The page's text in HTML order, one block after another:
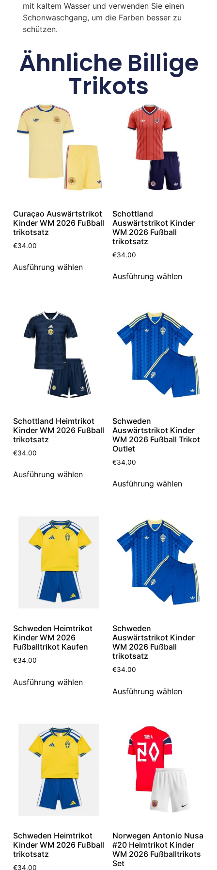
mit kaltem Wasser und verwenden Sie einen
Schonwaschgang, um die Farben besser zu
schützen.
Ähnliche Billige
Trikots
Curaçao Auswärtstrikot
Kinder WM 2026 Fußball
trikotsatz
€34.00
Ausführung wählen
Schottland
Auswärtstrikot Kinder
WM 2026 Fußball
trikotsatz
€34.00
Ausführung wählen
Schottland Heimtrikot
Kinder WM 2026 Fußball
trikotsatz
€34.00
Ausführung wählen
Schweden
Auswärtstrikot Kinder
WM 2026 Fußball Trikot
Outlet
€34.00
Ausführung wählen
Schweden Heimtrikot
Kinder WM 2026
Fußballtrikot Kaufen
€34.00
Ausführung wählen
Schweden
Auswärtstrikot Kinder
WM 2026 Fußball
trikotsatz
€34.00
Ausführung wählen
Schweden Heimtrikot
Kinder WM 2026 Fußball
trikotsatz
€34.00
Norwegen Antonio Nusa
#20 Heimtrikot Kinder
WM 2026 Fußballtrikots
Set